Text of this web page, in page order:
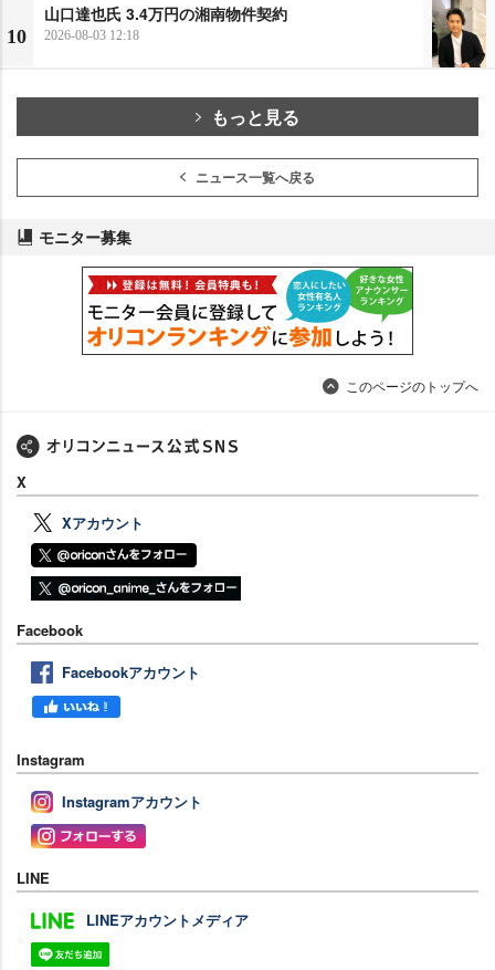
10
山口達也氏 3.4万円の湘南物件契約
2026-08-03 12:18
もっと見る
ニュース一覧へ戻る
モニター募集
このページのトップへ
X
Xアカウント
Facebook
Facebookアカウント
Instagram
Instagramアカウント
LINE
LINEアカウントメディア